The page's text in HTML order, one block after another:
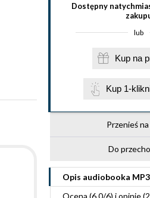
Dostępny
lub
Kup 1-
Przenieś na
Do
Opis audiobooka MP3
Ocena (6.0/6) i opinie